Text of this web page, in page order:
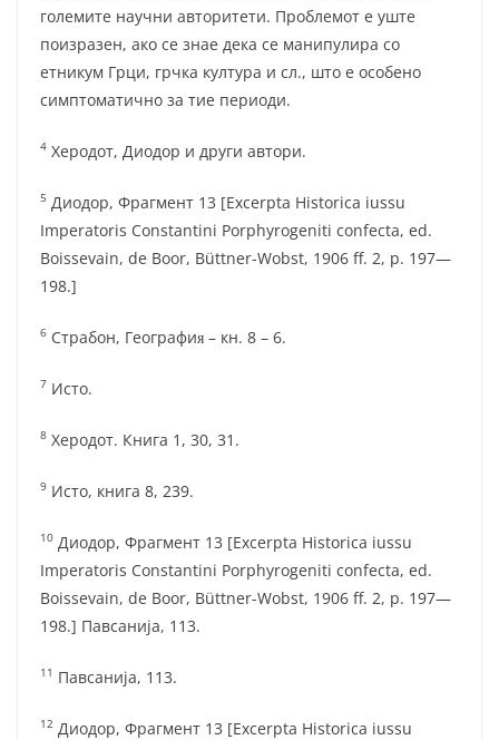
големите научни авторитети. Проблемот е уште
поизразен, ако се знае дека се манипулира со
етникум Грци, грчка култура и сл., што е особено
симптоматично за тие периоди.
4 Херодот, Диодор и други автори.
5 Диодор, Фрагмент 13 [Excerpta Historica iussu
Imperatoris Constantini Porphyrogeniti confecta, ed.
Boissevain, de Boor, Büttner-Wobst, 1906 ff. 2, p. 197—
198.]
6 Страбон, Географиᴙ – кн. 8 – 6.
7 Исто.
8 Херодот. Книга 1, 30, 31.
9 Исто, книга 8, 239.
10 Диодор, Фрагмент 13 [Excerpta Historica iussu
Imperatoris Constantini Porphyrogeniti confecta, ed.
Boissevain, de Boor, Büttner-Wobst, 1906 ff. 2, p. 197—
198.] Павсанија, 113.
11 Павсанија, 113.
12 Диодор, Фрагмент 13 [Excerpta Historica iussu